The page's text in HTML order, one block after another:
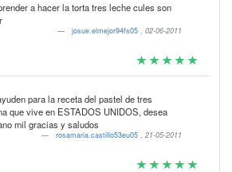
a hacer la torta tres leche cules son
josue.elmejor94fs05 , 02-06-2011
para la receta del pastel de tres
que vive en ESTADOS UNIDOS, desea
mil gracias y saludos
rosamaria.castillo53eu05 , 21-05-2011